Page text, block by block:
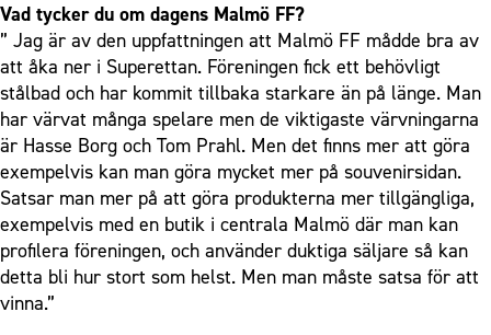
Fonder
Vad tycker du om dagens Malmö FF?
” Jag är av den uppfattningen att Malmö FF mådde bra av
att åka ner i Superettan. Föreningen fick ett behövligt
stålbad och har kommit tillbaka starkare än på länge. Man
har värvat många spelare men de viktigaste värvningarna
är Hasse Borg och Tom Prahl. Men det finns mer att göra
exempelvis kan man göra mycket mer på souvenirsidan.
Satsar man mer på att göra produkterna mer tillgängliga,
exempelvis med en butik i centrala Malmö där man kan
profilera föreningen, och använder duktiga säljare så kan
detta bli hur stort som helst. Men man måste satsa för att
vinna.”